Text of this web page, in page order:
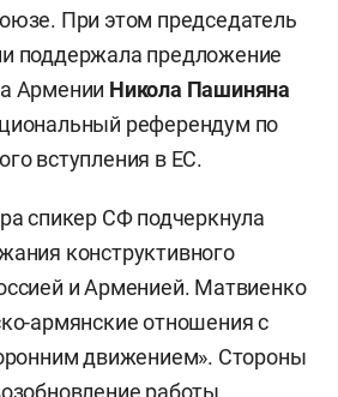
При этом председатель
поддержала предложение
Армении Никола Пашиняна
референдум по
вступления в ЕС.
спикер СФ подчеркнула
конструктивного
и Арменией. Матвиенко
армянские отношения с
движением». Стороны